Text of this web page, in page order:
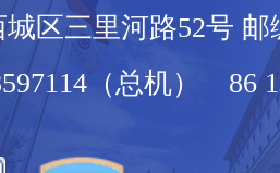
区三里河路52号 邮
（总机） 86